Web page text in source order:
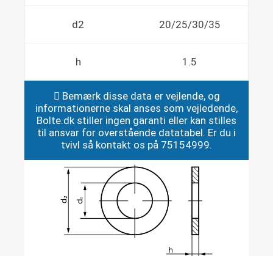
d2 20/25/30/35
h 1.5
Bemærk disse data er vejlende, og
informationerne skal anses som vejledende,
Bolte.dk stiller ingen garanti eller kan stilles
til ansvar for overstående datatabel. Er du i
tvivl så kontakt os på 75154999.